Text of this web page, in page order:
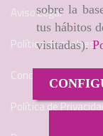
sobre la
tus hábitos
visitadas).
Aviso Legal
Política de cookies
Condiciones de
Política de